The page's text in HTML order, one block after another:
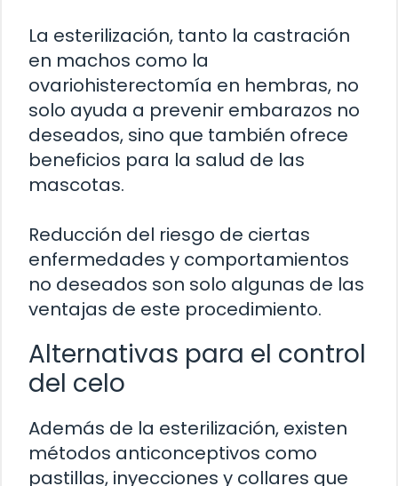
La esterilización, tanto la castración
en machos como la
ovariohisterectomía en hembras, no
solo ayuda a prevenir embarazos no
deseados, sino que también ofrece
beneficios para la salud de las
mascotas.
Reducción del riesgo de ciertas
enfermedades y comportamientos
no deseados son solo algunas de las
ventajas de este procedimiento.
Alternativas para el control
del celo
Además de la esterilización, existen
métodos anticonceptivos como
pastillas, inyecciones y collares que